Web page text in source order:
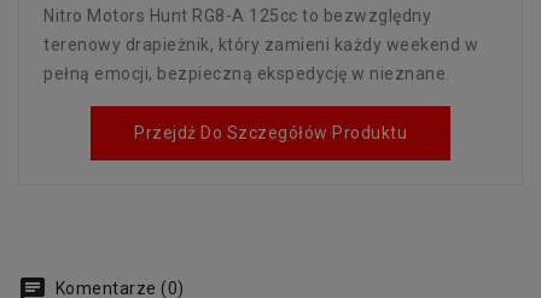
Nitro Motors Hunt RG8-A 125cc to bezwzględny
terenowy drapieżnik, który zamieni każdy weekend w
pełną emocji, bezpieczną ekspedycję w nieznane.
Przejdź Do Szczegółów Produktu
Komentarze (0)